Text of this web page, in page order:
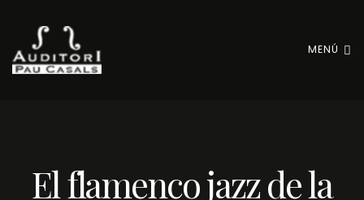
MENÚ
El flamenco jazz de la